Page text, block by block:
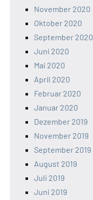
November 2020
Oktober 2020
September 2020
Juni 2020
Mai 2020
April 2020
Februar 2020
Januar 2020
Dezember 2019
November 2019
September 2019
August 2019
Juli 2019
Juni 2019